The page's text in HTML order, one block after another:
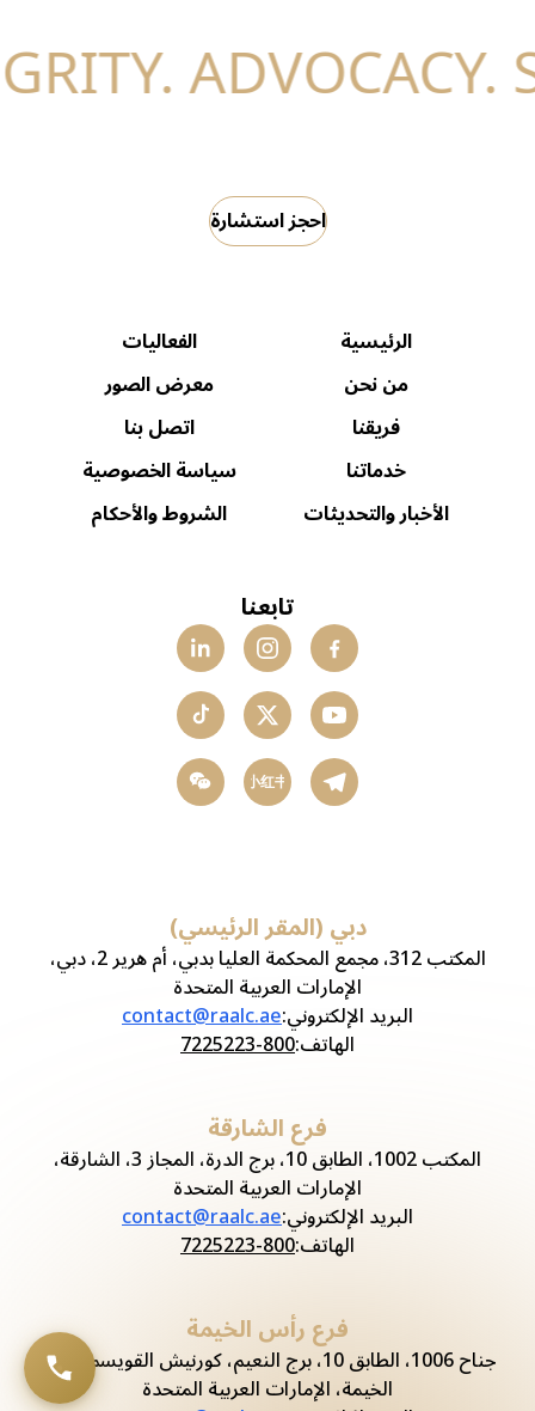
احجز استشارة
الرئيسية
من نحن
فريقنا
خدماتنا
الأخبار والتحديثات
الفعاليات
معرض الصور
اتصل بنا
سياسة الخصوصية
الشروط والأحكام
تابعنا
小红书
دبي (المقر الرئيسي)
المكتب 312، مجمع المحكمة العليا بدبي، أم هرير 2، دبي،
الإمارات العربية المتحدة
البريد الإلكتروني:
contact@raalc.ae
الهاتف:
800-7225223
فرع الشارقة
المكتب 1002، الطابق 10، برج الدرة، المجاز 3، الشارقة،
الإمارات العربية المتحدة
البريد الإلكتروني:
contact@raalc.ae
الهاتف:
800-7225223
فرع رأس الخيمة
جناح 1006، الطابق 10، برج النعيم، كورنيش القويسم، رأس
الخيمة، الإمارات العربية المتحدة